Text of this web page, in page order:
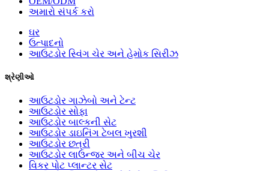
અમારો સંપર્ક કરો
ઘર
ઉત્પાદનો
આઉટડોર સ્વિંગ ચેર અને હેમોક સિરીઝ
શ્રેણીઓ
આઉટડોર ગાઝેબો અને ટેન્ટ
આઉટડોર સોફા
આઉટડોર બાલ્કની સેટ
આઉટડોર ડાઇનિંગ ટેબલ ખુરશી
આઉટડોર છત્રી
આઉટડોર લાઉન્જર અને બીચ ચેર
વિકર પોટ પ્લાન્ટર સેટ